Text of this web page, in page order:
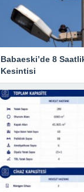
Babaeski’de 8
Kesintisi